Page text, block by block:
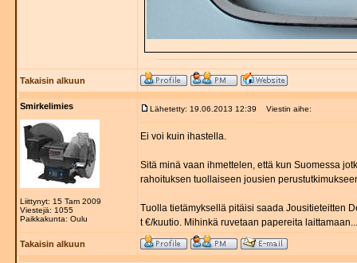
Takaisin alkuun
Smirkelimies
Liittynyt: 15 Tam 2009
Viestejä: 1055
Paikkakunta: Oulu
Lähetetty: 19.06.2013 12:39 Viestin aihe:
Ei voi kuin ihastella.
Sitä minä vaan ihmettelen, että kun Suomessa
rahoituksen tuollaiseen jousien
Tuolla tietämyksellä pitäisi saada Jousitieteitten
t €/kuutio. Mihinkä ruvetaan papereita laittamaan...
Takaisin alkuun